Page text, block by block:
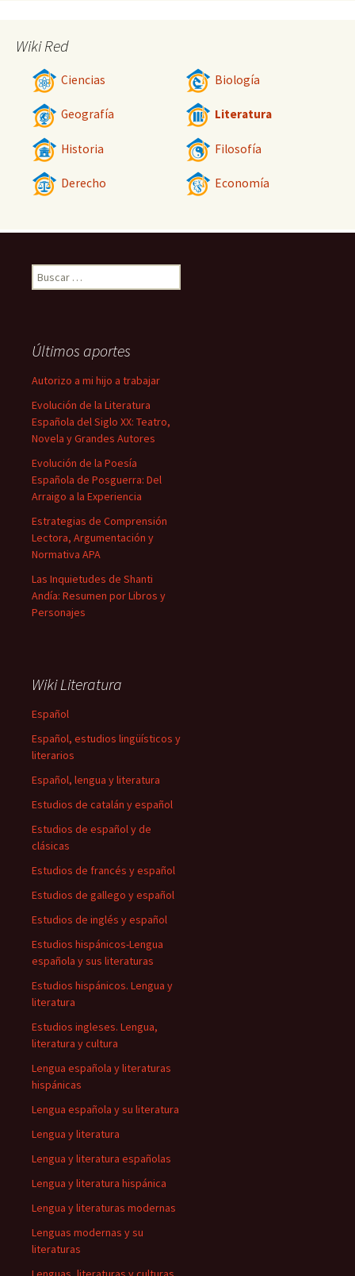
Wiki Red
Ciencias Biología
Geografía Literatura
Historia Filosofía
Derecho Economía
Buscar:
Últimos aportes
Autorizo a mi hijo a trabajar
Evolución de la Literatura
Española del Siglo XX: Teatro,
Novela y Grandes Autores
Evolución de la Poesía
Española de Posguerra: Del
Arraigo a la Experiencia
Estrategias de Comprensión
Lectora, Argumentación y
Normativa APA
Las Inquietudes de Shanti
Andía: Resumen por Libros y
Personajes
Wiki Literatura
Español
Español, estudios lingüísticos y
literarios
Español, lengua y literatura
Estudios de catalán y español
Estudios de español y de
clásicas
Estudios de francés y español
Estudios de gallego y español
Estudios de inglés y español
Estudios hispánicos-Lengua
española y sus literaturas
Estudios hispánicos. Lengua y
literatura
Estudios ingleses. Lengua,
literatura y cultura
Lengua española y literaturas
hispánicas
Lengua española y su literatura
Lengua y literatura
Lengua y literatura españolas
Lengua y literatura hispánica
Lengua y literaturas modernas
Lenguas modernas y su
literaturas